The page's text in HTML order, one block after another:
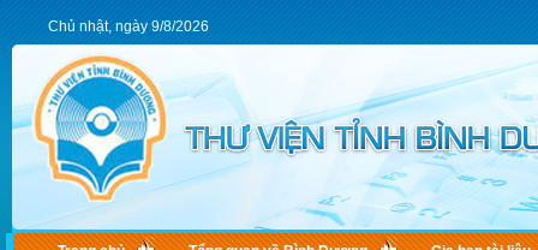
Chủ nhật, ngày 9/8/2026